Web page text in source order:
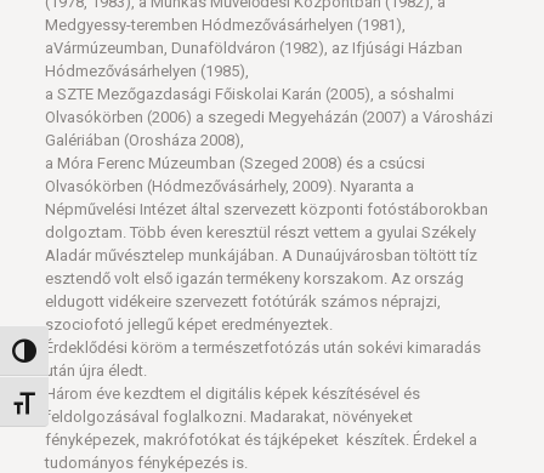
Nagy kontraszt váltása
Betűméret váltása
Medgyessy-teremben Hódmezővásárhelyen (1981),
aVármúzeumban, Dunaföldváron (1982), az Ifjúsági Házban
Hódmezővásárhelyen (1985),
a SZTE Mezőgazdasági Főiskolai Karán (2005), a sóshalmi
Olvasókörben (2006) a szegedi Megyeházán (2007) a Városházi
Galériában (Orosháza 2008),
a Móra Ferenc Múzeumban (Szeged 2008) és a csúcsi
Olvasókörben (Hódmezővásárhely, 2009). Nyaranta a
Népművelési Intézet által szervezett központi fotóstáborokban
dolgoztam. Több éven keresztül részt vettem a gyulai Székely
Aladár művésztelep munkájában. A Dunaújvárosban töltött tíz
esztendő volt első igazán termékeny korszakom. Az ország
eldugott vidékeire szervezett fotótúrák számos néprajzi,
szociofotó jellegű képet eredményeztek.
Érdeklődési köröm a természetfotózás után sokévi kimaradás
után újra éledt.
Három éve kezdtem el digitális képek készítésével és
feldolgozásával foglalkozni. Madarakat, növényeket
fényképezek, makrófotókat és tájképeket készítek. Érdekel a
tudományos fényképezés is.